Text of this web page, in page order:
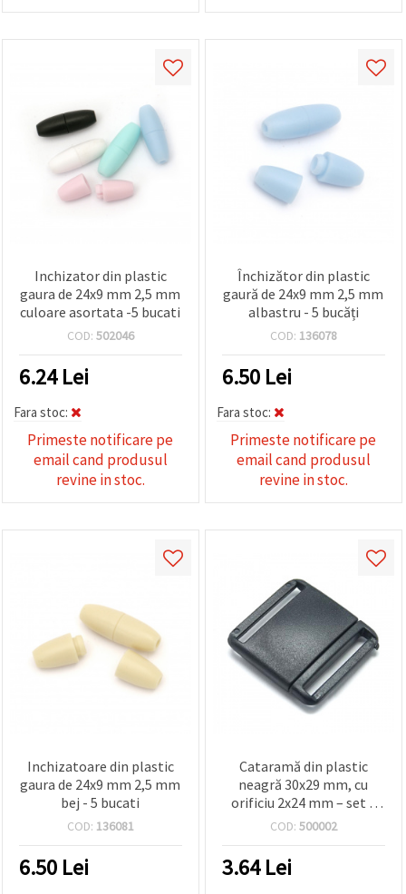
Inchizator din plastic
gaura de 24x9 mm 2,5 mm
culoare asortata -5 bucati
COD: 502046
6.24Lei
Fara stoc:
Primeste notificare pe
email cand produsul
revine in stoc.
Închizător din plastic
gaură de 24x9 mm 2,5 mm
albastru - 5 bucăți
COD: 136078
6.50 Lei
Fara stoc:
Primeste notificare pe
email cand produsul
revine in stoc.
Inchizatoare din plastic
gaura de 24x9 mm 2,5 mm
bej - 5 bucati
COD: 136081
6.50 Lei
Cataramă din plastic
neagră 30x29 mm, cu
orificiu 2x24 mm – set 5
buc. pentru handmade &
COD: 500002
3.64Lei